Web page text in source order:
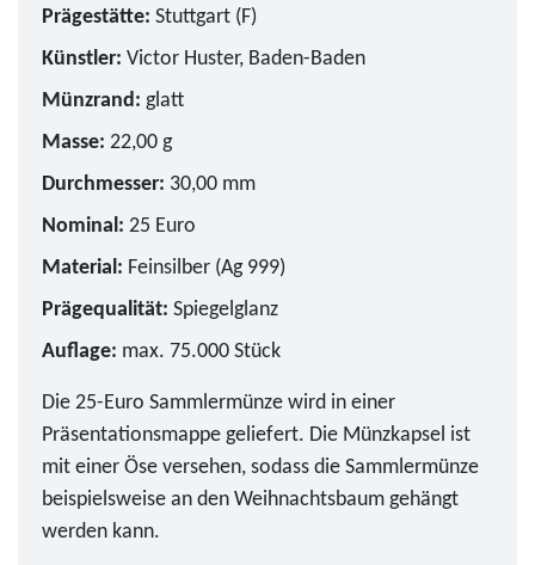
Prägestätte: Stuttgart (F)
Künstler: Victor Huster, Baden-Baden
Münzrand: glatt
Masse: 22,00 g
Durchmesser: 30,00 mm
Nominal: 25 Euro
Material: Feinsilber (Ag 999)
Prägequalität: Spiegelglanz
Auflage: max. 75.000 Stück
Die 25-Euro Sammlermünze wird in einer
Präsentationsmappe geliefert. Die Münzkapsel ist
mit einer Öse versehen, sodass die Sammlermünze
beispielsweise an den Weihnachtsbaum gehängt
werden kann.